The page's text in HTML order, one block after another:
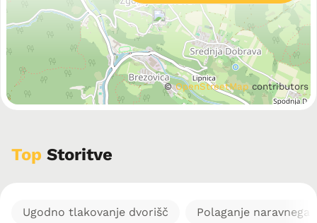
©OpenStreetMapcontributors
Top Storitve
Ugodno tlakovanje dvorišč Polaganje naravnega